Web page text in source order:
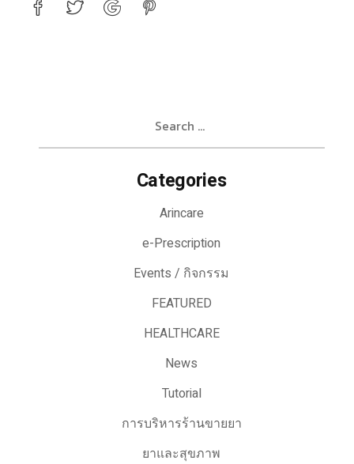
Categories
Arincare
e-Prescription
Events / กิจกรรม
FEATURED
HEALTHCARE
News
Tutorial
การบริหารร้านขายยา
ยาและสุขภาพ